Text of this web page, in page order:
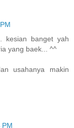
kesian banget yah
yang baek... ^^
usahanya makin
PM